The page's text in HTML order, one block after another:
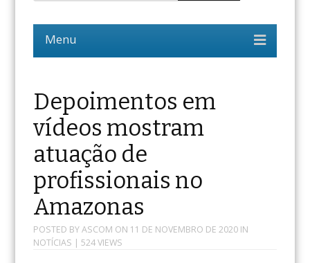
Depoimentos em
vídeos mostram
atuação de
profissionais no
Amazonas
POSTED BYASCOM ON 11 DE NOVEMBRO DE 2020IN
NOTÍCIAS | 524 VIEWS